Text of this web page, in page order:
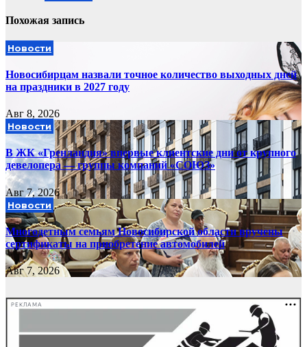
Похожая запись
Новости
Новосибирцам назвали точное количество выходных дней
на праздники в 2027 году
Авг 8, 2026
Новости
В ЖК «Гренландия» впервые клиентские дни от крупного
девелопера — группы компаний «СОЮЗ»
Авг 7, 2026
Новости
Многодетным семьям Новосибирской области вручены
сертификаты на приобретение автомобилей
Авг 7, 2026
РЕКЛАМА